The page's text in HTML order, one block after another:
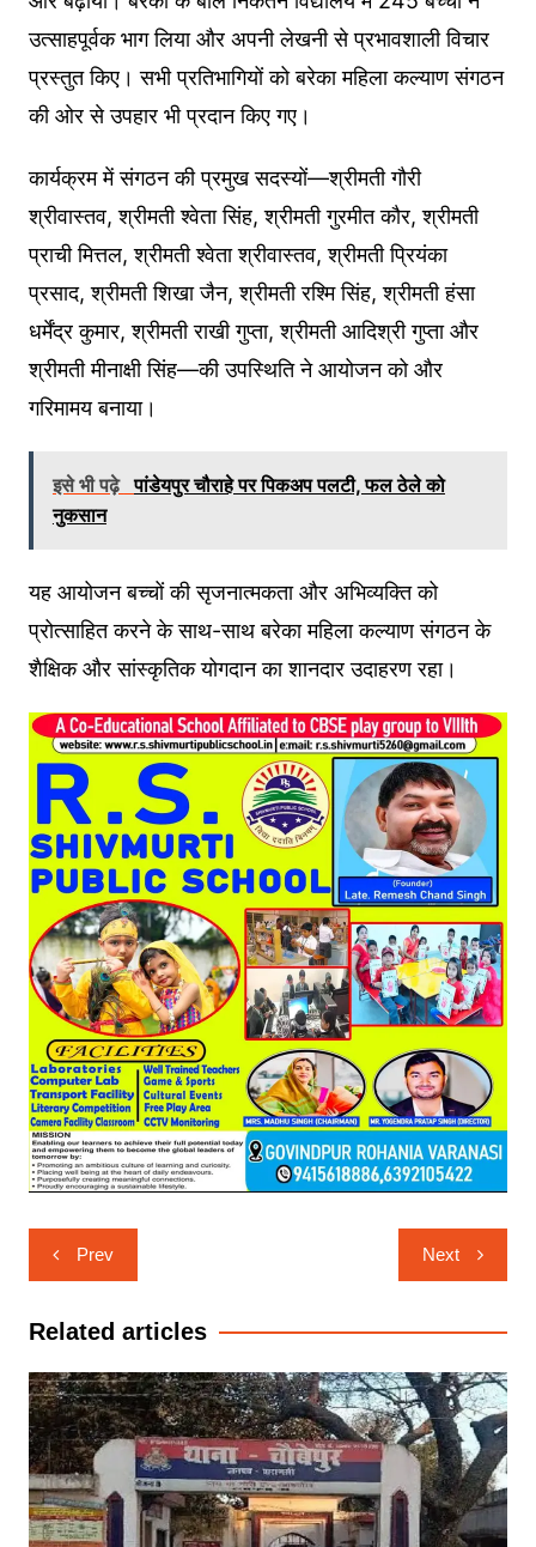
उत्साहपूर्वक भाग लिया और अपनी लेखनी से प्रभावशाली विचार
प्रस्तुत किए। सभी प्रतिभागियों को बरेका महिला कल्याण संगठन
की ओर से उपहार भी प्रदान किए गए।
कार्यक्रम में संगठन की प्रमुख सदस्यों—श्रीमती गौरी
श्रीवास्तव, श्रीमती श्वेता सिंह, श्रीमती गुरमीत कौर, श्रीमती
प्राची मित्तल, श्रीमती श्वेता श्रीवास्तव, श्रीमती प्रियंका
प्रसाद, श्रीमती शिखा जैन, श्रीमती रश्मि सिंह, श्रीमती हंसा
धर्मेंद्र कुमार, श्रीमती राखी गुप्ता, श्रीमती आदिश्री गुप्ता और
श्रीमती मीनाक्षी सिंह—की उपस्थिति ने आयोजन को और
गरिमामय बनाया।
इसे भी पढ़े पांडेयपुर चौराहे पर पिकअप पलटी, फल ठेले को
नुकसान
यह आयोजन बच्चों की सृजनात्मकता और अभिव्यक्ति को
प्रोत्साहित करने के साथ-साथ बरेका महिला कल्याण संगठन के
शैक्षिक और सांस्कृतिक योगदान का शानदार उदाहरण रहा।
Post
navigation
Prev Next
Related articles